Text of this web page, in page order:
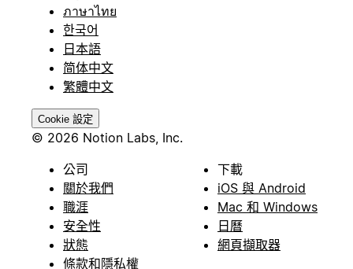
ภาษาไทย
한국어
日本語
简体中文
繁體中文
Cookie 設定
© 2026 Notion Labs, Inc.
公司
關於我們
職涯
安全性
狀態
條款和隱私權
下載
iOS 與 Android
Mac 和 Windows
日曆
網頁擷取器